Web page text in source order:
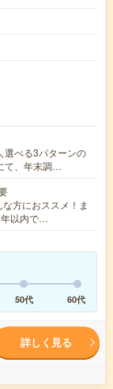
選べる3パターンの
て、年末調…
方におススメ！ま
年以内で…
50代 60代
詳しく見る